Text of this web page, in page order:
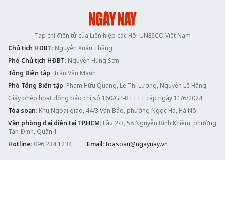
Tạp chí điện tử của Liên hiệp các Hội UNESCO Việt Nam
Chủ tịch HĐBT: Nguyễn Xuân Thắng
Phó Chủ tịch HĐBT: Nguyễn Hùng Sơn
Tổng Biên tập: Trần Văn Mạnh
Phó Tổng Biên tập: Phạm Hữu Quang, Lê Thị Lương, Nguyễn Lệ Hằng
Giấy phép hoạt động báo chí số 160/GP-BTTTT cấp ngày 11/6/2024
Tòa soạn: Khu Ngoại giao, 44/3 Vạn Bảo, phường Ngọc Hà, Hà Nội
Văn phòng đại diện tại TP.HCM: Lầu 2-3, 58 Nguyễn Bỉnh Khiêm, phường
Tân Định, Quận 1
Hotline: 096.234.1234 Email: toasoan@ngaynay.vn